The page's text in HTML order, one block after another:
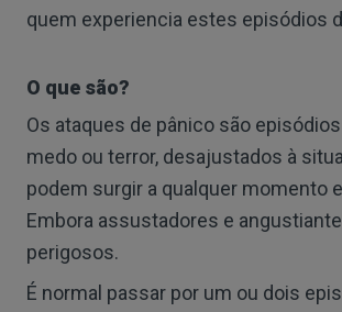
quem experiencia estes episódios
O que são?
Os ataques de pânico são
medo ou terror, desajustados à
podem surgir a qualquer momento
Embora assustadores e
perigosos.
É normal passar por um ou dois